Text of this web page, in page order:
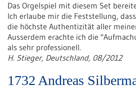
Das Orgelspiel mit diesem Set
Ich erlaube mir die Feststellung,
die höchste Authentizität aller
Ausserdem erachte ich die
als sehr professionell.
H. Stieger, Deutschland, 08/2012
1732 Andreas